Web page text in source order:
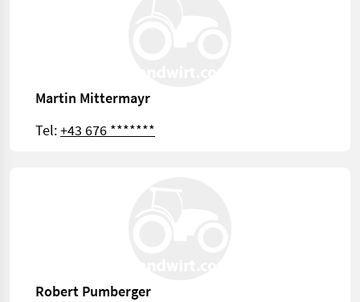
Martin Mittermayr
Tel:+43 676 *******
Robert Pumberger